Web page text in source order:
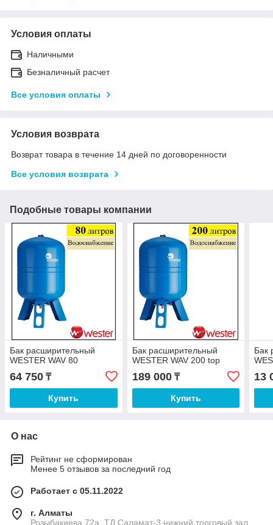
Условия оплаты
Наличными
Безналичный расчет
Все условия оплаты
Условия возврата
Возврат товара в течение 14 дней по договоренности
Все условия возврата
Подобные товары компании
Бак расширительный
WESTER WAV 80
64 750 ₸
Купить
Бак расширительный
WESTER WAV 200 top
189 000₸
Купить
Бак
13
О нас
Рейтинг не сформирован
Менее 5 отзывов за последний год
Работает с 05.11.2022
г. Алматы
Розыбакиева 72а, ТД Саламат-3 нижний торговый зал,